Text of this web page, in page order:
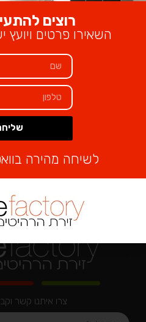
שולחן זכוכית מונקו
₪
צרו איתנו קשר
רוצים
השאירו פרטים
לשיחה מהירה